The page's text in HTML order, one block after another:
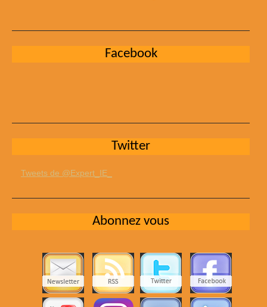
Facebook
Twitter
Tweets de @Expert_IE_
Abonnez vous